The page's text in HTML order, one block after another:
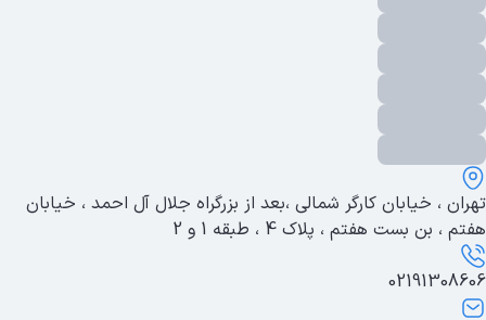
تهران ، خیابان کارگر شمالی ،بعد از بزرگراه جلال آل احمد ، خیابان
هفتم ، بن بست هفتم ، پلاک 4 ، طبقه 1 و 2
02191308606